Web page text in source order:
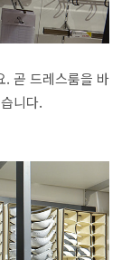
. 곧 드레스룸을 바
니다.